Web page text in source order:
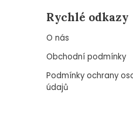
Rychlé odkazy
O nás
Obchodní podmínky
Podmínky ochrany
údajů